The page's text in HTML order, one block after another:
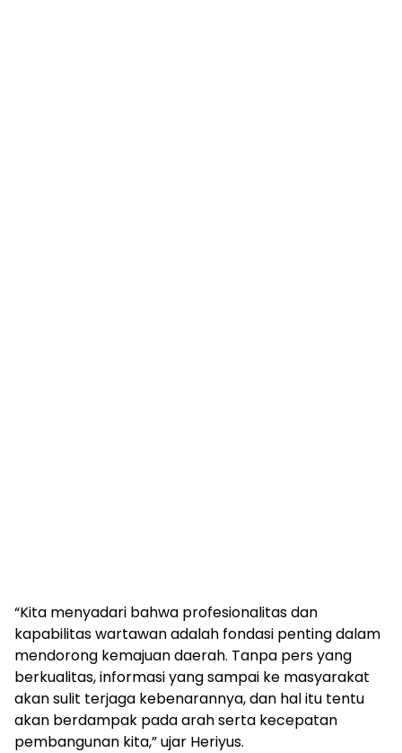
“Kita menyadari bahwa profesionalitas dan
kapabilitas wartawan adalah fondasi penting dalam
mendorong kemajuan daerah. Tanpa pers yang
berkualitas, informasi yang sampai ke masyarakat
akan sulit terjaga kebenarannya, dan hal itu tentu
akan berdampak pada arah serta kecepatan
pembangunan kita,” ujar Heriyus.